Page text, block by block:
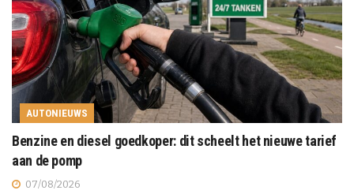
AUTONIEUWS
Benzine en diesel goedkoper: dit scheelt het nieuwe tarief
aan de pomp
07/08/2026